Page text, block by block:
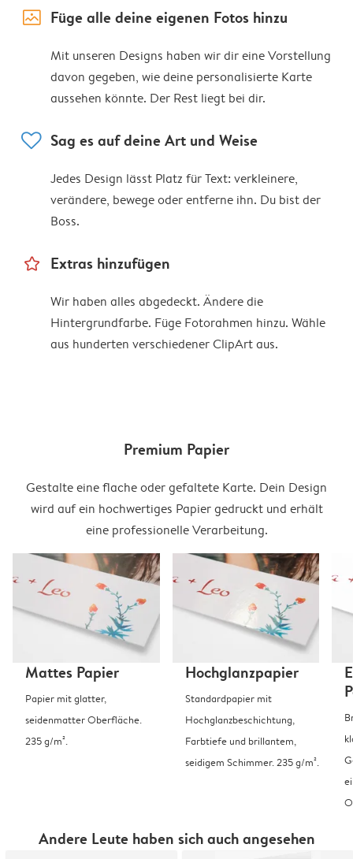
image_placeholder Füge alle deine eigenen Fotos hinzu
Mit unseren Designs haben wir dir eine Vorstellung
davon gegeben, wie deine personalisierte Karte
aussehen könnte. Der Rest liegt bei dir.
heart Sag es auf deine Art und Weise
Jedes Design lässt Platz für Text: verkleinere,
verändere, bewege oder entferne ihn. Du bist der
Boss.
star_outline Extras hinzufügen
Wir haben alles abgedeckt. Ändere die
Hintergrundfarbe. Füge Fotorahmen hinzu. Wähle
aus hunderten verschiedener ClipArt aus.
Premium Papier
Gestalte eine flache oder gefaltete Karte. Dein Design
wird auf ein hochwertiges Papier gedruckt und erhält
eine professionelle Verarbeitung.
Mattes Papier
Papier mit glatter,
seidenmatter Oberfläche.
235 g/m².
Hochglanzpapier
Standardpapier mit
Hochglanzbeschichtung,
Farbtiefe und brillantem,
seidigem Schimmer. 235 g/m².
Andere Leute haben sich auch angesehen